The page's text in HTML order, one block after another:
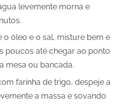
levemente morna e
o óleo e o sal, misture bem e
poucos até chegar ao ponto
mesa ou bancada.
farinha de trigo, despeje a
a massa e sovando